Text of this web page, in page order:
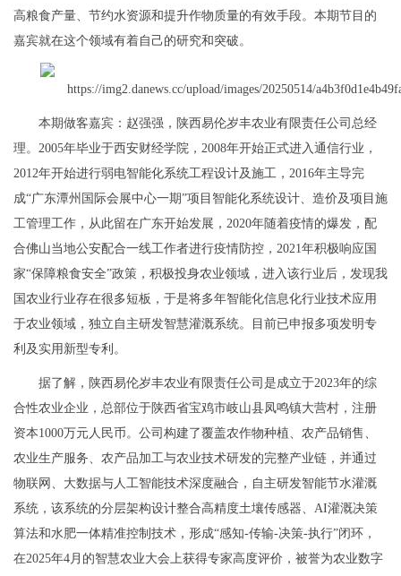
高粮食产量、节约水资源和提升作物质量的有效手段。本期节目的
嘉宾就在这个领域有着自己的研究和突破。
本期做客嘉宾：赵强强，陕西易伦岁丰农业有限责任公司总经
理。2005年毕业于西安财经学院，2008年开始正式进入通信行业，
2012年开始进行弱电智能化系统工程设计及施工，2016年主导完
成“广东潭州国际会展中心一期”项目智能化系统设计、造价及项目施
工管理工作，从此留在广东开始发展，2020年随着疫情的爆发，配
合佛山当地公安配合一线工作者进行疫情防控，2021年积极响应国
家“保障粮食安全”政策，积极投身农业领域，进入该行业后，发现我
国农业行业存在很多短板，于是将多年智能化信息化行业技术应用
于农业领域，独立自主研发智慧灌溉系统。目前已申报多项发明专
利及实用新型专利。
据了解，陕西易伦岁丰农业有限责任公司是成立于2023年的综
合性农业企业，总部位于陕西省宝鸡市岐山县凤鸣镇大营村，注册
资本1000万元人民币。公司构建了覆盖农作物种植、农产品销售、
农业生产服务、农产品加工与农业技术研发的完整产业链，并通过
物联网、大数据与人工智能技术深度融合，自主研发智能节水灌溉
系统，该系统的分层架构设计整合高精度土壤传感器、AI灌溉决策
算法和水肥一体精准控制技术，形成“感知-传输-决策-执行”闭环，
在2025年4月的智慧农业大会上获得专家高度评价，被誉为农业数字